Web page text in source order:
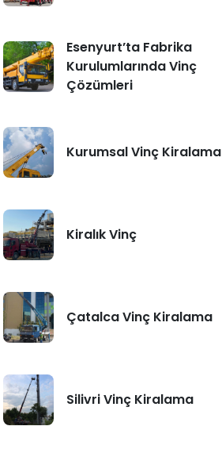
Esenyurt’ta Fabrika
Kurulumlarında Vinç
Çözümleri
Kurumsal Vinç Kiralama
Kiralık Vinç
Çatalca Vinç Kiralama
Silivri Vinç Kiralama